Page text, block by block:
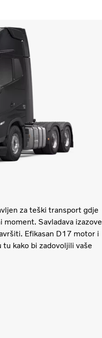
za teški transport gdje
Savladava izazove
Efikasan D17 motor i
tu kako bi zadovoljili vaše